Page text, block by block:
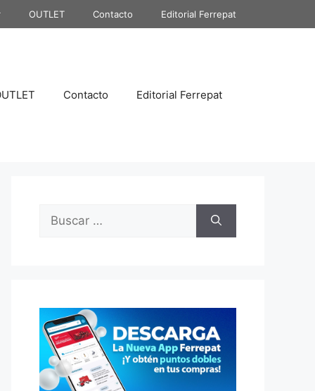
OUTLET Contacto Editorial Ferrepat
Contacto Editorial Ferrepat
Buscar: